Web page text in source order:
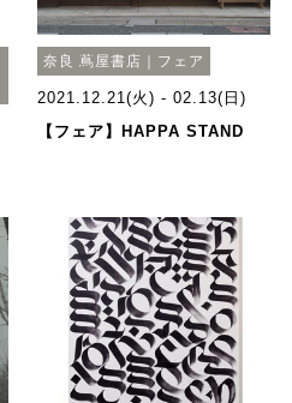
奈良 蔦屋書店｜フェア
2021.12.21(火) - 02.13(日)
【フェア】HAPPA STAND